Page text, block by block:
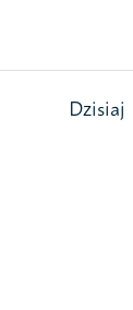
Dzisiaj